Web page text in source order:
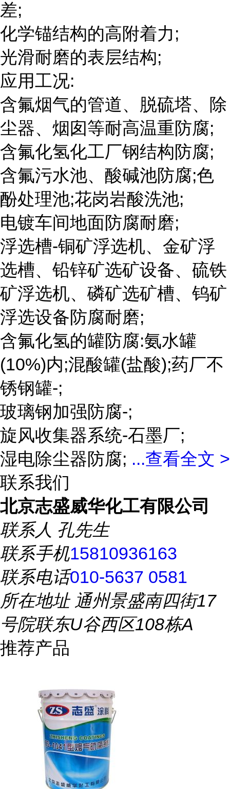
差;
化学锚结构的高附着力;
光滑耐磨的表层结构;
应用工况:
含氟烟气的管道、脱硫塔、除
尘器、烟囱等耐高温重防腐;
含氟化氢化工厂钢结构防腐;
含氟污水池、酸碱池防腐;色
酚处理池;花岗岩酸洗池;
电镀车间地面防腐耐磨;
浮选槽-铜矿浮选机、金矿浮
选槽、铅锌矿选矿设备、硫铁
矿浮选机、磷矿选矿槽、钨矿
浮选设备防腐耐磨;
含氟化氢的罐防腐:氨水罐
(10%)内;混酸罐(盐酸);药厂不
锈钢罐-;
玻璃钢加强防腐-;
旋风收集器系统-石墨厂;
湿电除尘器防腐; ...查看全文 >
联系我们
北京志盛威华化工有限公司
联系人 孔先生
联系手机15810936163
联系电话010-5637 0581
所在地址通州景盛南四街17
号院联东U谷西区108栋A
推荐产品